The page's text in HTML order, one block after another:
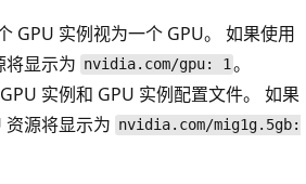
GPU 实例视为一个 GPU。
如果使用
将显示为 nvidia.com/gpu: 1。
实例和 GPU 实例配置文件。
如果
资源将显示为 nvidia.com/mig1g.5gb: